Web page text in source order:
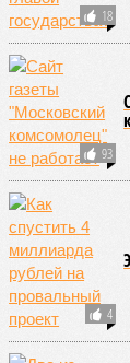
18
93
4